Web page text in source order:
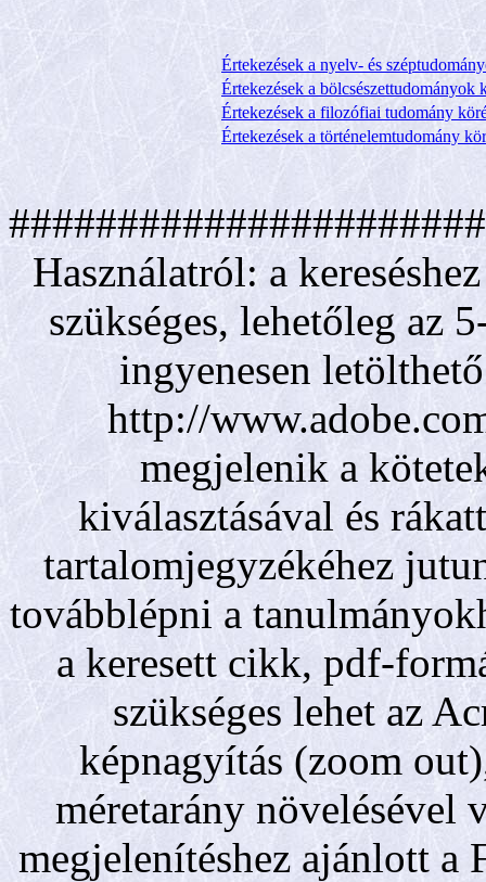
Értekezések a nyelv- és
Értekezések a bölcsészettudományok
Értekezések a filozófiai tudomány
Értekezések a történelemtudomány
Használatról: a
szükséges, lehetőleg az
ingyenesen
http://
megjelenik a
kiválasztásával és
tartalomjegyzékéhez
továbblépni a
a keresett cikk, pdf-
szükséges lehet az
képnagyítás (zoom
méretarány növelésével
megjelenítéshez ajánlott